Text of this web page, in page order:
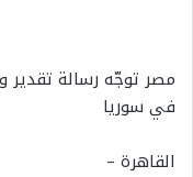
مصر توجّه رسالة تقدير
في سوريا
القاهرة –